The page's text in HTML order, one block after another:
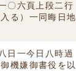
〇六頁上段二行
る）一同晦日地
日一今日八時過
機嫌御書役を以